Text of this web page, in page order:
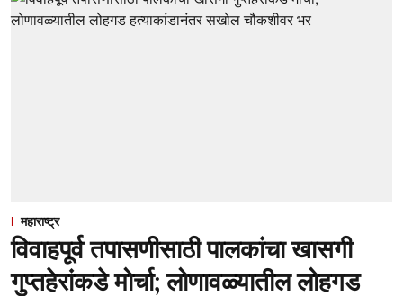
महाराष्ट्र
विवाहपूर्व तपासणीसाठी पालकांचा खासगी
गुप्तहेरांकडे मोर्चा; लोणावळ्यातील लोहगड